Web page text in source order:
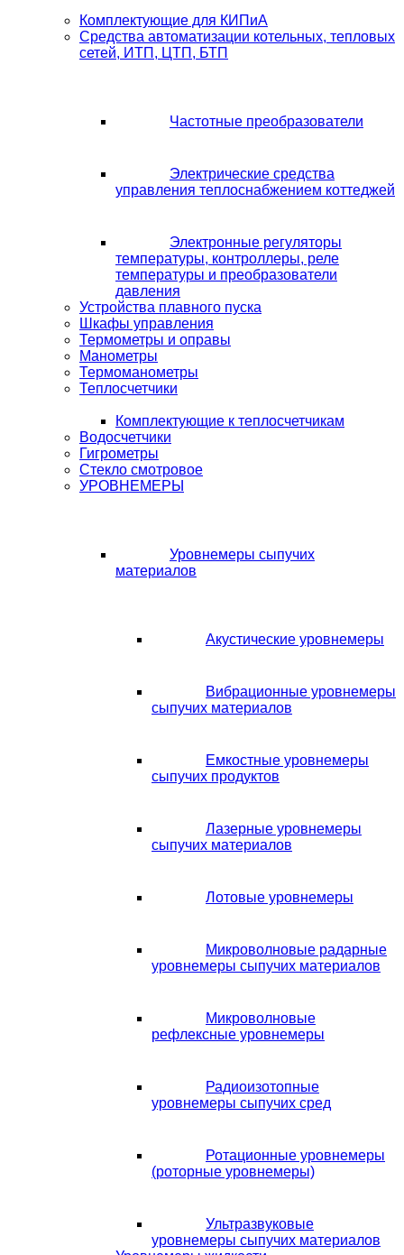
Комплектующие для КИПиА
Средства автоматизации котельных, тепловых
сетей, ИТП, ЦТП, БТП
Частотные преобразователи
Электрические средства
управления теплоснабжением коттеджей
Электронные регуляторы
температуры, контроллеры, реле
температуры и преобразователи
давления
Устройства плавного пуска
Шкафы управления
Термометры и оправы
Манометры
Термоманометры
Теплосчетчики
Комплектующие к теплосчетчикам
Водосчетчики
Гигрометры
Стекло смотровое
УРОВНЕМЕРЫ
Уровнемеры сыпучих
материалов
Акустические уровнемеры
Вибрационные уровнемеры
сыпучих материалов
Емкостные уровнемеры
сыпучих продуктов
Лазерные уровнемеры
сыпучих материалов
Лотовые уровнемеры
Микроволновые радарные
уровнемеры сыпучих материалов
Микроволновые
рефлексные уровнемеры
Радиоизотопные
уровнемеры сыпучих сред
Ротационные уровнемеры
(роторные уровнемеры)
Ультразвуковые
уровнемеры сыпучих материалов